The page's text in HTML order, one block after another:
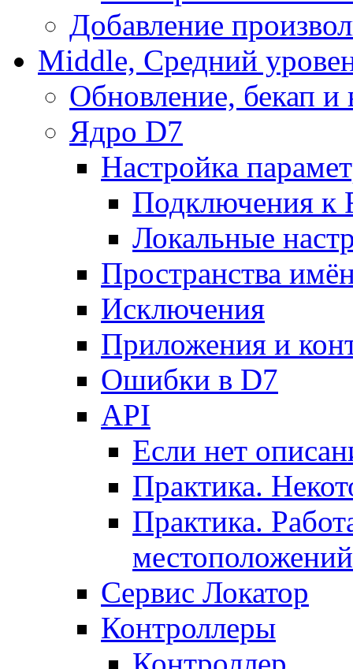
Добавление
Middle, Средний
Обновление, бекап и
Ядро D7
Настройка
Подключения к
Локальные
Пространства
Исключения
Приложения и
Ошибки в D7
API
Если нет
Практика.
Практика.
местоположений
Сервис Локатор
Контроллеры